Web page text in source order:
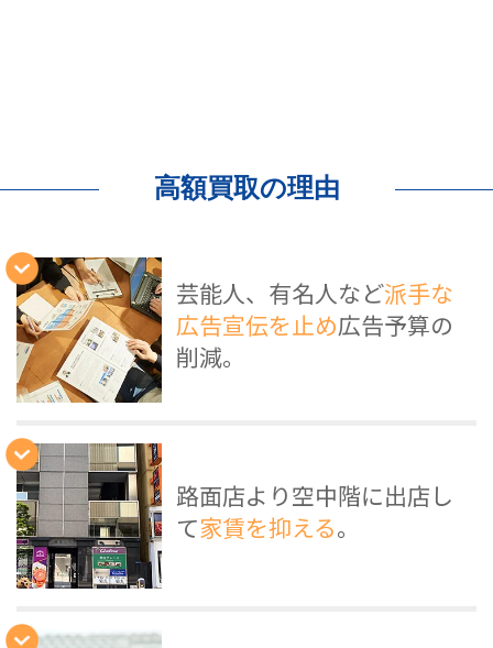
高額買取の理由
芸能人、有名人など派手な
広告宣伝を止め広告予算の
削減。
路面店より空中階に出店し
て家賃を抑える。